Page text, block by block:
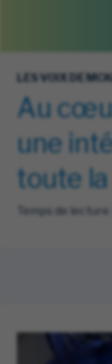
LES VOIX DE
Au
une
toute
Temps de